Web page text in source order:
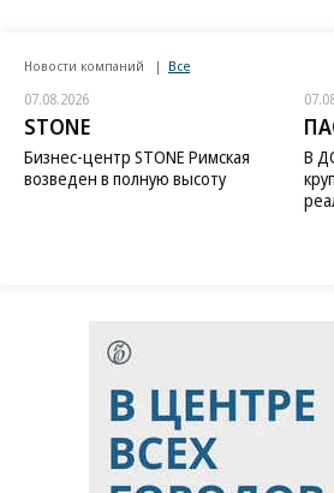
Новости компаний Все
07.08.2026
STONE
Бизнес-центр STONE Римская
возведен в полную высоту
В